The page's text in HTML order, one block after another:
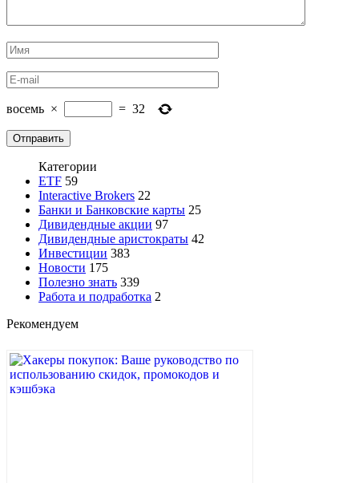
восемь × = 32
Категории
ETF 59
Interactive Brokers 22
Банки и Банковские карты 25
Дивидендные акции 97
Дивидендные аристократы 42
Инвестиции 383
Новости 175
Полезно знать 339
Работа и подработка 2
Рекомендуем